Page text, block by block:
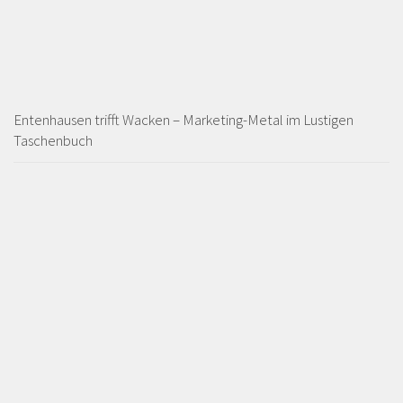
Entenhausen trifft Wacken – Marketing-Metal im Lustigen
Taschenbuch